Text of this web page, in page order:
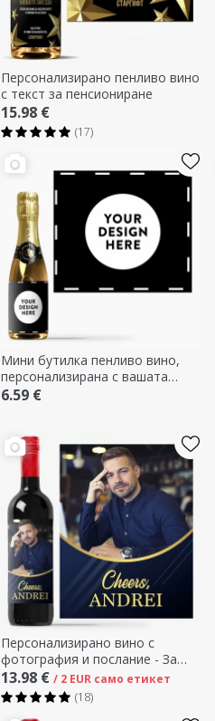
Персонализирано пенливо вино
с текст за пенсиониране
15.98 €
(17)
Мини бутилка пенливо вино,
персонализирана с вашата
графика
6.59 €
Персонализирано вино с
фотография и послание - За
него
13.98 € / 2 EUR само етикет
(18)